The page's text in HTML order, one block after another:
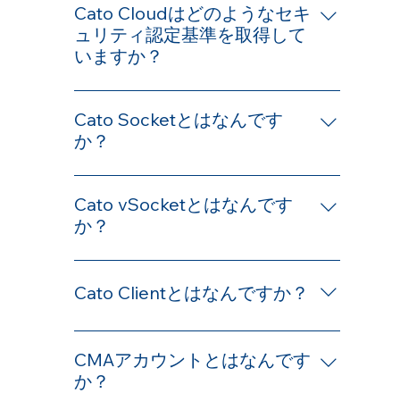
ティを一体化したクラウド型のサービス
です。 各拠点とモバイルユーザーはCato
Cloudに接続することでセキュアなインタ
ることができます。 この様なサービスの
カテゴリを SASE（Secure Access
Service Edge）といいます。2019 年、ガ
ークセキュリティモデルです。 ゼロトラ
スト型のセキュアなリモートネットワー
ク環境をグローバルで実現することがで
応できます。 Cato Cloudは基本的なアー
インターフェイスが統合された単一のク
ラウドサービスとして提供されるシング
ルベンダーSASEです。
Cato Cloudはどのようなセキ
ュリティ認定基準を取得して
いますか？
Cato Networksが取得している国際的な
認定は以下のURLをご確認ください。
https://www.catonetworks.com/security-
Cato Socketとはなんです
か？
拠点と PoP を接続する専用アプライアン
スです。 Cato Cloud SD-WAN の最大性
能を活かすには、Cato Socket をご利用
Cato vSocketとはなんです
か？
Socketの仮想版アプライアンスです。
AWS, Azure, ESXi にてご利用できます。
ご利用例としてAWSにvSocketインスタ
ンスをデプロイすることでCato Cloud の
拠点として登録できます。
Cato Clientとはなんですか？
ユーザーの利用デバイスを Cato Cloud に
接続する VPN エージェントです。 以下
のOSにてご利用できます。 Windows
CMAアカウントとはなんです
か？